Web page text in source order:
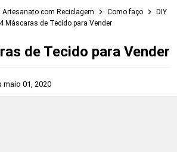
Artesanato com Reciclagem Como faço
DIY
4 Máscaras de Tecido para Vender
de Tecido para Vender
maio 01, 2020